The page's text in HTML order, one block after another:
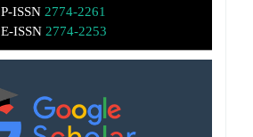
P-ISSN 2774-2261
E-ISSN 2774-2253